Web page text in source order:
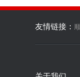
友情链接：